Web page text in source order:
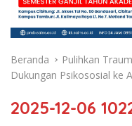
Beranda
Pulihkan
Dukungan Psikososial ke
2025-12-06